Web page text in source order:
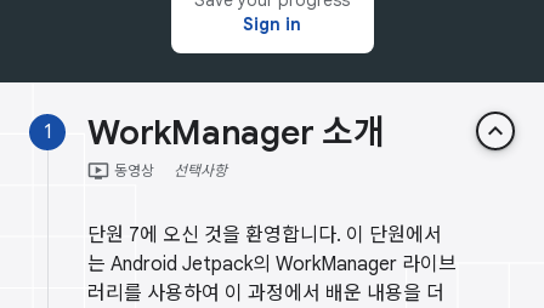
Sign in
1 WorkManager 소개 keyboard_arrow_up
ondemand_video 동영상 선택사항
단원 7에 오신 것을 환영합니다. 이 단원에서
는 Android Jetpack의 WorkManager 라이브
러리를 사용하여 이 과정에서 배운 내용을 더